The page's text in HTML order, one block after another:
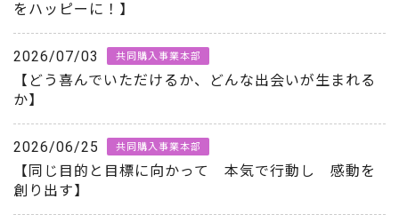
をハッピーに！】
2026/07/03 共同購入事業本部
【どう喜んでいただけるか、どんな出会いが生まれる
か】
2026/06/25 共同購入事業本部
【同じ目的と目標に向かって 本気で行動し 感動を
創り出す】